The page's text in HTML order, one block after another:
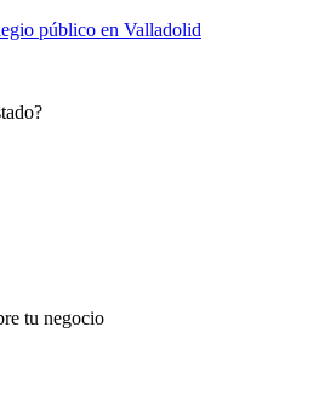
público en Valladolid
tu negocio